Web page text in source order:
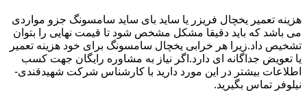
هزینه تعمیر یخچال فریزر یا ساید بای ساید سامسونگ جزو مواردی
می باشد که باید دقیقا مشکل مشخص شود تا قیمت نهایی را بتوان
تشخیص داد.زیرا هر خرابی یخچال سامسونگ برای خود هزینه تعمیر
یا تعویض جداگانه ای دارد.اگر نیاز به مشاوره رایگان جهت کسب
اطلاعات بیشتر در این مورد دارید با کارشناس شرکت شهیدقندی-
نیلوفر تماس بگیرید.